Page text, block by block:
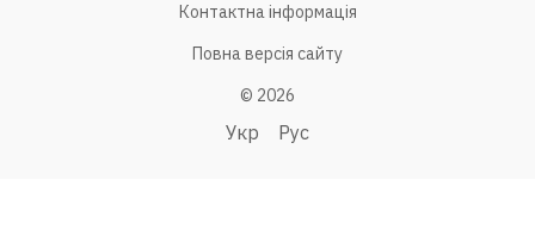
Контактна інформація
Повна версія сайту
© 2026
Укр Рус